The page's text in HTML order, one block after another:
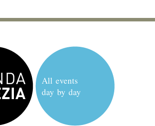
All events
day by day